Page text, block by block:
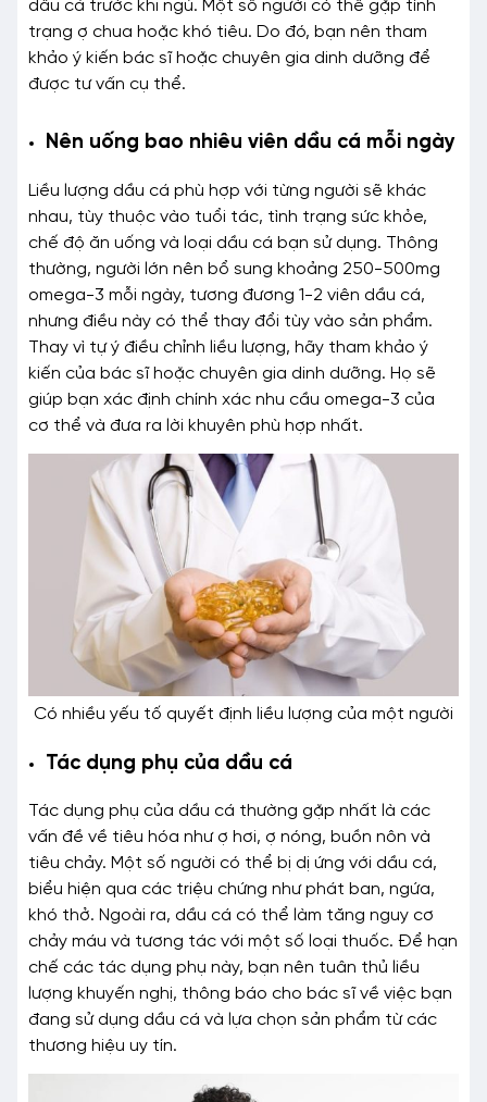
dầu cá trước khi ngủ. Một số người có thể gặp tình
trạng ợ chua hoặc khó tiêu. Do đó, bạn nên tham
khảo ý kiến bác sĩ hoặc chuyên gia dinh dưỡng để
được tư vấn cụ thể.
Nên uống bao nhiêu viên dầu cá mỗi ngày
Liều lượng dầu cá phù hợp với từng người sẽ khác
nhau, tùy thuộc vào tuổi tác, tình trạng sức khỏe,
chế độ ăn uống và loại dầu cá bạn sử dụng. Thông
thường, người lớn nên bổ sung khoảng 250-500mg
omega-3 mỗi ngày, tương đương 1-2 viên dầu cá,
nhưng điều này có thể thay đổi tùy vào sản phẩm.
Thay vì tự ý điều chỉnh liều lượng, hãy tham khảo ý
kiến của bác sĩ hoặc chuyên gia dinh dưỡng. Họ sẽ
giúp bạn xác định chính xác nhu cầu omega-3 của
cơ thể và đưa ra lời khuyên phù hợp nhất.
Có nhiều yếu tố quyết định liều lượng của một người
Tác dụng phụ của dầu cá
Tác dụng phụ của dầu cá thường gặp nhất là các
vấn đề về tiêu hóa như ợ hơi, ợ nóng, buồn nôn và
tiêu chảy. Một số người có thể bị dị ứng với dầu cá,
biểu hiện qua các triệu chứng như phát ban, ngứa,
khó thở. Ngoài ra, dầu cá có thể làm tăng nguy cơ
chảy máu và tương tác với một số loại thuốc. Để hạn
chế các tác dụng phụ này, bạn nên tuân thủ liều
lượng khuyến nghị, thông báo cho bác sĩ về việc bạn
đang sử dụng dầu cá và lựa chọn sản phẩm từ các
thương hiệu uy tín.